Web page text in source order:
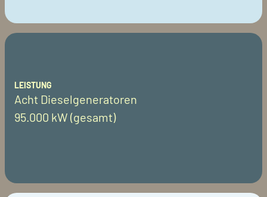
LEISTUNG
Acht Dieselgeneratoren
95.000 kW (gesamt)